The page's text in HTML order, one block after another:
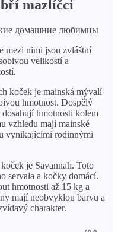
mazlíčci
mezi nimi jsou zvláštní
velikostí a
koček je mainská mývalí
hmotnost. Dospělý
dosahují hmotnosti kolem
vzhledu mají mainské
vynikajícími rodinnými
je Savannah. Toto
servala a kočky domácí.
hmotnosti až 15 kg a
mají neobvyklou barvu a
charakter.